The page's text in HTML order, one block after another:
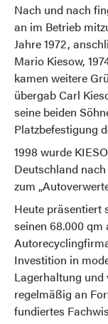
Nach und nach
an im Betrieb
Jahre 1972,
Mario Kiesow,
kamen weitere
übergab Carl
seine beiden
Platzbefestigung
1998 wurde
Deutschland
zum
Heute präsentiert
seinen 68.000
Investition in
Lagerhaltung
regelmäßig an
fundiertes